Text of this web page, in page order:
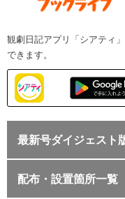
観劇日記アプリ「シアティ
できます。
最新号ダイジェスト
配布・設置箇所一覧